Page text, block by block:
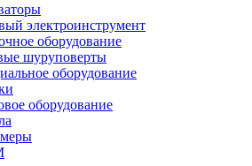
электроинструмент
оборудование
шуруповерты
оборудование
оборудование